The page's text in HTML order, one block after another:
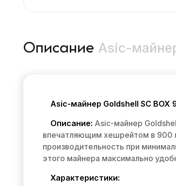
Описание Asic-
Asic-майнер Goldshell SC BOX
Описание: Asic-майнер
впечатляющим хешрейтом в 900
производительность при
этого майнера максимально
Характеристики: